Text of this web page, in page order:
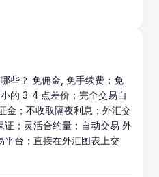
些？ 免佣金, 免手续费；免
的 3-4 点差价；完全交易自
金；不收取隔夜利息；外汇交
证；灵活合约量；自动交易 外
平台；直接在外汇图表上交